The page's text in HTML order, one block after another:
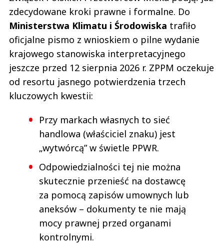
zdecydowane kroki prawne i formalne. Do
Ministerstwa Klimatu i Środowiska trafiło
oficjalne pismo z wnioskiem o pilne wydanie
krajowego stanowiska interpretacyjnego
jeszcze przed 12 sierpnia 2026 r. ZPPM oczekuje
od resortu jasnego potwierdzenia trzech
kluczowych kwestii:
Przy markach własnych to sieć
handlowa (właściciel znaku) jest
„wytwórcą” w świetle PPWR.
Odpowiedzialności tej nie można
skutecznie przenieść na dostawcę
za pomocą zapisów umownych lub
aneksów – dokumenty te nie mają
mocy prawnej przed organami
kontrolnymi.